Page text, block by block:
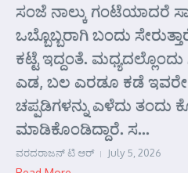
ಸಂಜೆ ನಾಲ್ಕು ಗಂಟೆಯಾದರೆ
ಒಬ್ಬೊಬ್ಬರಾಗಿ ಬಂದು
ಕಟ್ಟೆ ಇದ್ದಂತೆ.
ಎಡ, ಬಲ ಎರಡೂ ಕಡೆ ಇವರೇ
ಚಪ್ಪಡಿಗಳನ್ನು ಎಳೆದು ತಂದು
ಮಾಡಿಕೊಂಡಿದ್ದಾರೆ. ಸ...
ವರದರಾಜನ್ ಟಿ ಆರ್ July 5, 2026